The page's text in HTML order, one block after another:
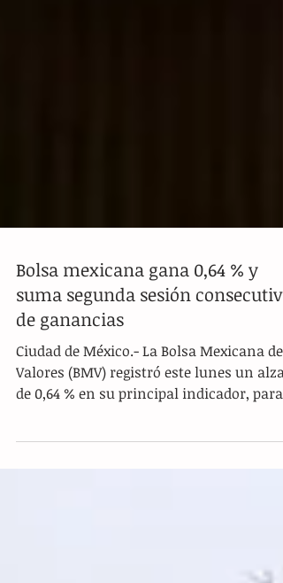
Bolsa mexicana gana 0,64 % y
suma segunda sesión consecutiva
de ganancias
Ciudad de México.- La Bolsa Mexicana de
Valores (BMV) registró este lunes un alza
ubicarse en...